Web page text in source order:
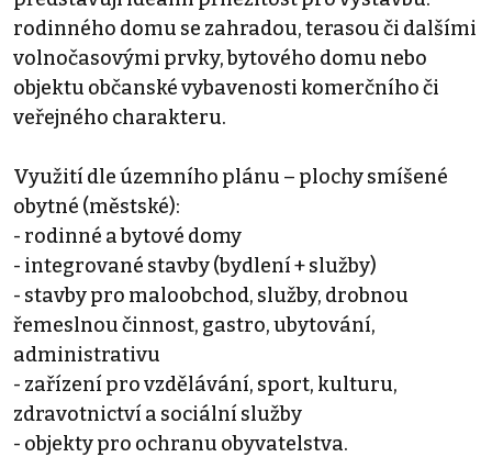
rodinného domu se zahradou, terasou či dalšími
volnočasovými prvky, bytového domu nebo
objektu občanské vybavenosti komerčního či
veřejného charakteru.
Využití dle územního plánu – plochy smíšené
obytné (městské):
- rodinné a bytové domy
- integrované stavby (bydlení + služby)
- stavby pro maloobchod, služby, drobnou
řemeslnou činnost, gastro, ubytování,
administrativu
- zařízení pro vzdělávání, sport, kulturu,
zdravotnictví a sociální služby
- objekty pro ochranu obyvatelstva.